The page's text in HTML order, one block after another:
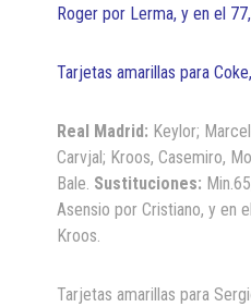
Roger por Lerma, y en el
Tarjetas amarillas para
Real Madrid: Keylor;
Carvjal; Kroos, Casemiro,
Bale. Sustituciones:
Asensio por Cristiano, y en
Kroos.
Tarjetas amarillas para